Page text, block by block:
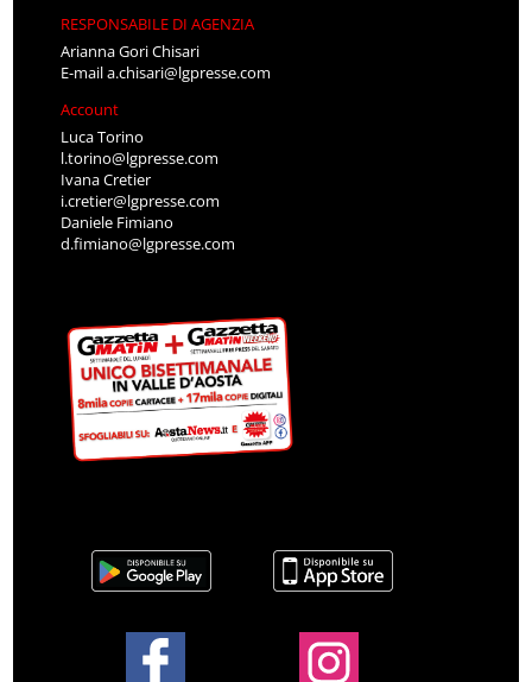
RESPONSABILE DI AGENZIA
Arianna Gori Chisari
E-maila.chisari@lgpresse.com
Account
Luca Torino
l.torino@lgpresse.com
Ivana Cretier
i.cretier@lgpresse.com
Daniele Fimiano
d.fimiano@lgpresse.com